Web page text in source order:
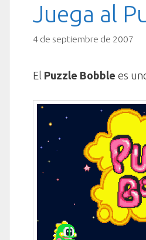
Juega al
4 de septiembre de 2007
El Puzzle Bobble es